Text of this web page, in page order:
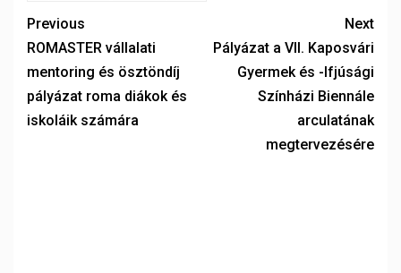
Previous
ROMASTER vállalati
mentoring és ösztöndíj
pályázat roma diákok és
iskoláik számára
Next
Pályázat a VII. Kaposvári
Gyermek és -Ifjúsági
Színházi Biennále
arculatának
megtervezésére